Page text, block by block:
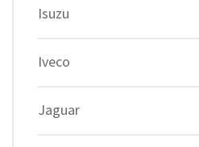
Isuzu
Iveco
Jaguar